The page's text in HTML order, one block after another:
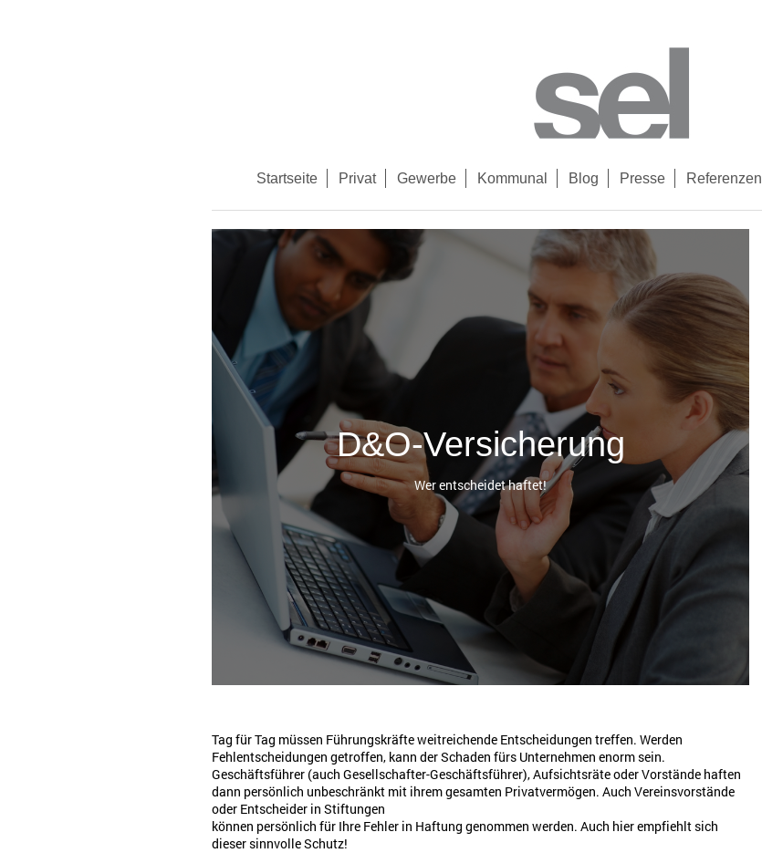
Startseite Privat Gewerbe Kommunal Blog Presse Referenzen
D&O-Versicherung
Wer entscheidet haftet!
Tag für Tag müssen Führungskräfte weitreichende Entscheidungen treffen. Werden
Fehlentscheidungen getroffen, kann der Schaden fürs Unternehmen enorm sein.
Geschäftsführer (auch Gesellschafter-Geschäftsführer), Aufsichtsräte oder Vorstände haften
dann persönlich unbeschränkt mit ihrem gesamten Privatvermögen. Auch Vereinsvorstände
oder Entscheider in Stiftungen
können persönlich für Ihre Fehler in Haftung genommen werden. Auch hier empfiehlt sich
dieser sinnvolle Schutz!